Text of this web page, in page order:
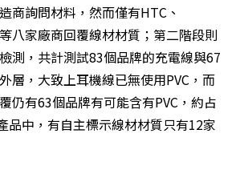
商詢問材料，然而僅有HTC、
八家廠商回覆線材材質；第二階段則
測，共計測試83個品牌的充電線與67
層，大致上耳機線已無使用PVC，而
仍有63個品牌有可能含有PVC，約占
品中，有自主標示線材材質只有12家